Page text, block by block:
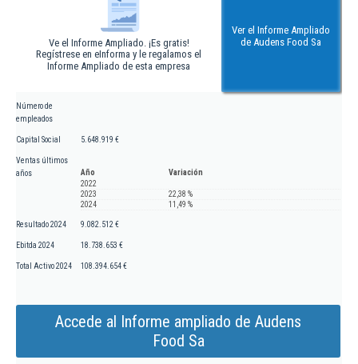
Ve el Informe Ampliado. ¡Es gratis!
Regístrese en eInforma y le regalamos el
Informe Ampliado de esta empresa
Ver el Informe Ampliado
de Audens Food Sa
Número de
empleados
Capital Social 5.648.919 €
Ventas últimos
años
Año
Variación
2022
2023
22,38 %
2024
11,49 %
Resultado 2024 9.082.512 €
Ebitda 2024 18.738.653 €
Total Activo 2024 108.394.654 €
Accede al Informe ampliado de Audens
Food Sa